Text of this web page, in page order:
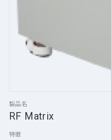
製品名
RF Matrix
特徴